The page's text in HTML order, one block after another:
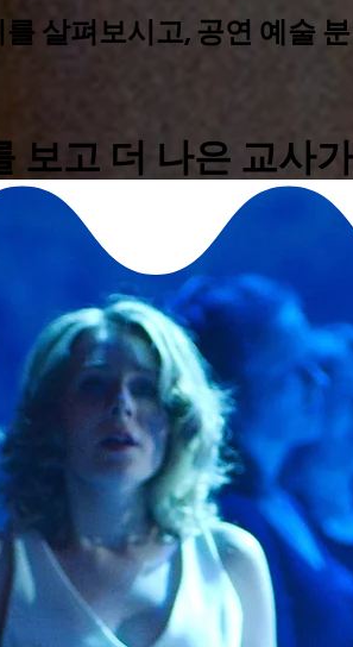
살펴보시고, 공연 예술
보고 더 나은 교사